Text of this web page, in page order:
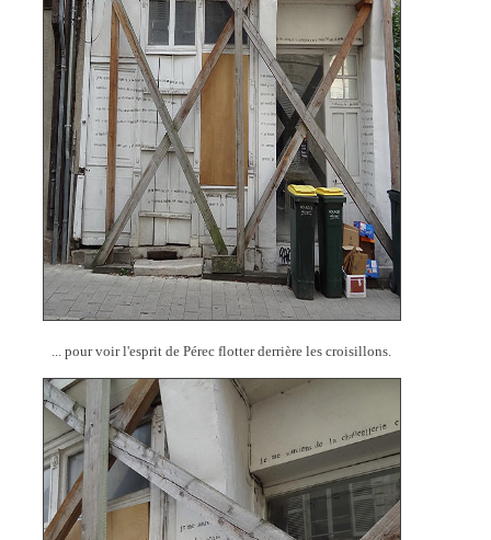
... pour voir l'esprit de Pérec flotter derrière les croisillons.